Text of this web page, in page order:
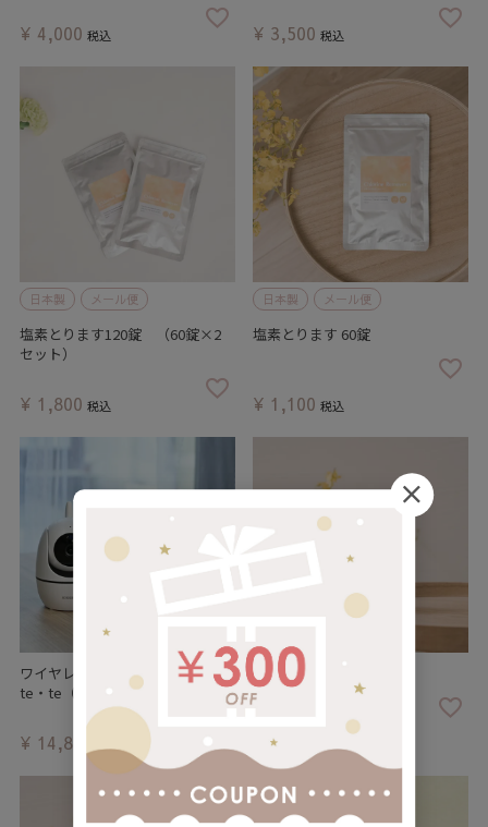
¥ 4,000 税込 ¥ 3,500 税込
日本製 メール便
塩素とります120錠 （60錠×2
セット）
¥ 1,800 税込
日本製 メール便
塩素とります 60錠
¥ 1,100 税込
ワイヤレスベビーモニター mi・
te・te（ミテテ）
¥ 14,800
サイナスリンス 30包
1,780